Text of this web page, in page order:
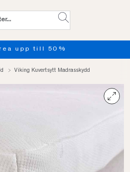
upp till 50%
Viking Kuvertsytt Madrasskydd